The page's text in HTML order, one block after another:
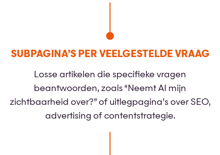
SUBPAGINA’S PER VEELGESTELDE VRAAG
Losse artikelen die specifieke vragen
beantwoorden, zoals “Neemt AI mijn
zichtbaarheid over?” of uitlegpagina’s over SEO,
advertising of contentstrategie.